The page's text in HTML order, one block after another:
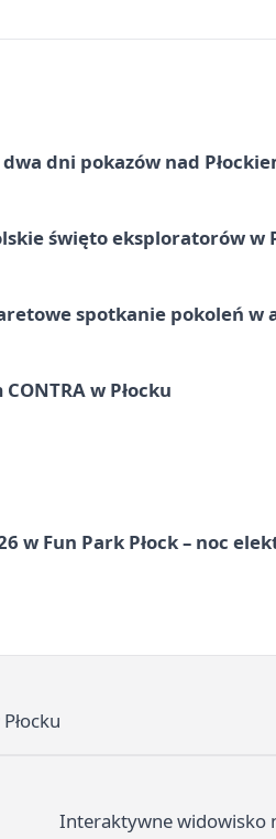
dni pokazów nad
święto eksploratorów w
spotkanie pokoleń
w Płocku
w Fun Park Płock – noc
Interaktywne widowisko